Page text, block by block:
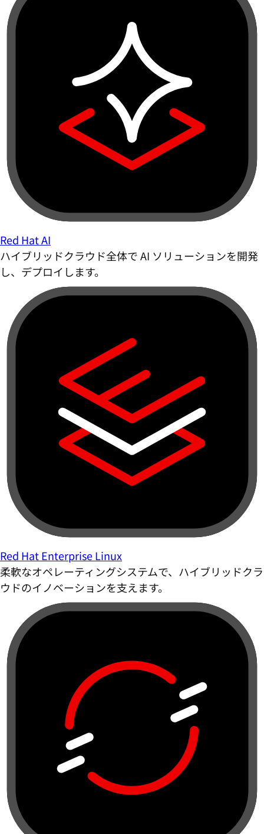
Red Hat AI
ハイブリッドクラウド全体で AI ソリューションを開発
し、デプロイします。
Red Hat Enterprise Linux
柔軟なオペレーティングシステムで、ハイブリッドクラ
ウドのイノベーションを支えます。